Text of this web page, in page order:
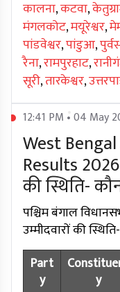
कालना,कटवा,
मंगलकोट,मयूरेश्वर,
पांडवेश्वर,पांडुआ,
रैना,रामपुरहाट,
सूरी,तारकेश्वर,
12:41 PM • 04 May
West
Results 2026
की स्थिति-
पश्चिम बंगाल
उम्मीदवारों की
Part
y
y